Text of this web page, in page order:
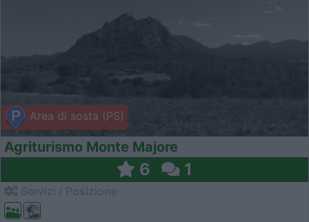
Area di sosta (PS)
Agriturismo Monte Majore
6 1